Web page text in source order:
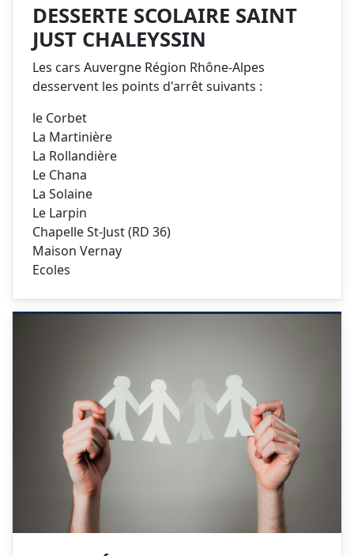
DESSERTE SCOLAIRE SAINT
JUST CHALEYSSIN
Les cars Auvergne Région Rhône-Alpes
desservent les points d'arrêt suivants :
le Corbet
La Martinière
La Rollandière
Le Chana
La Solaine
Le Larpin
Chapelle St-Just (RD 36)
Maison Vernay
Ecoles